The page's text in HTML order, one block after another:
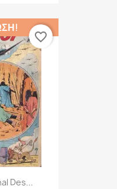
Des...
favorite_border